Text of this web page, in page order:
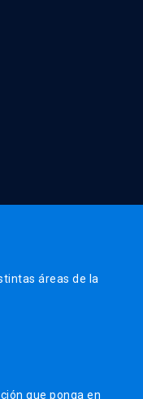
áreas de la
que ponga en